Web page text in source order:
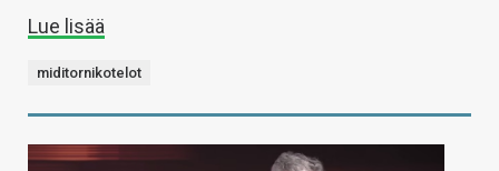
Lue lisää
miditornikotelot